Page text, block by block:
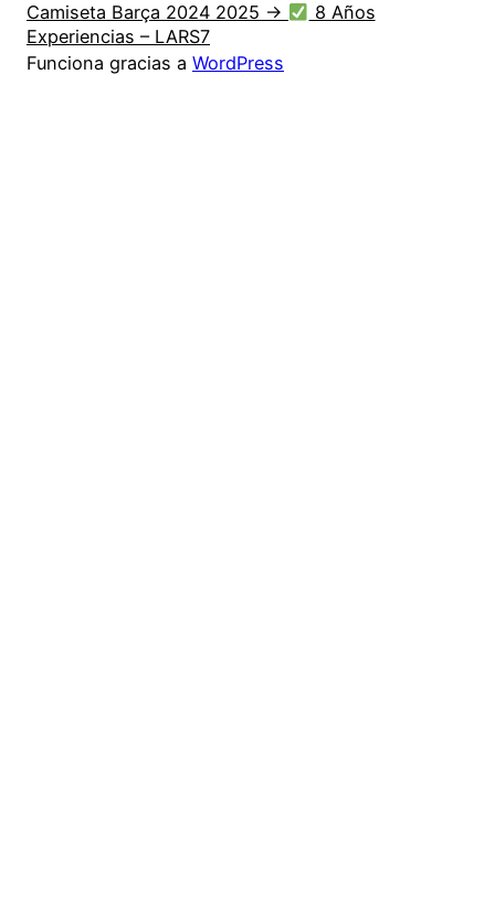
Camiseta Barça 2024 2025 →
8 Años
Experiencias – LARS7
Funciona gracias a WordPress